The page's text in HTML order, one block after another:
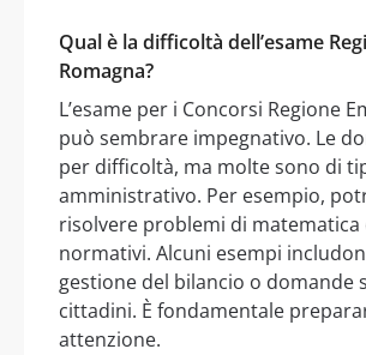
Qual è la difficoltà dell’esame
Romagna?
L’esame per i Concorsi Regione
può sembrare impegnativo. Le
per difficoltà, ma molte sono di
amministrativo. Per esempio,
risolvere problemi di matematica
normativi. Alcuni esempi
gestione del bilancio o domande
cittadini. È fondamentale
attenzione.